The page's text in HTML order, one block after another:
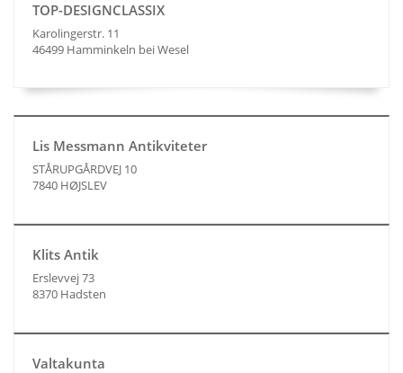
TOP-DESIGNCLASSIX
Karolingerstr. 11
46499 Hamminkeln bei Wesel
Lis Messmann Antikviteter
STÅRUPGÅRDVEJ 10
7840 HØJSLEV
Klits Antik
Erslevvej 73
8370 Hadsten
Valtakunta